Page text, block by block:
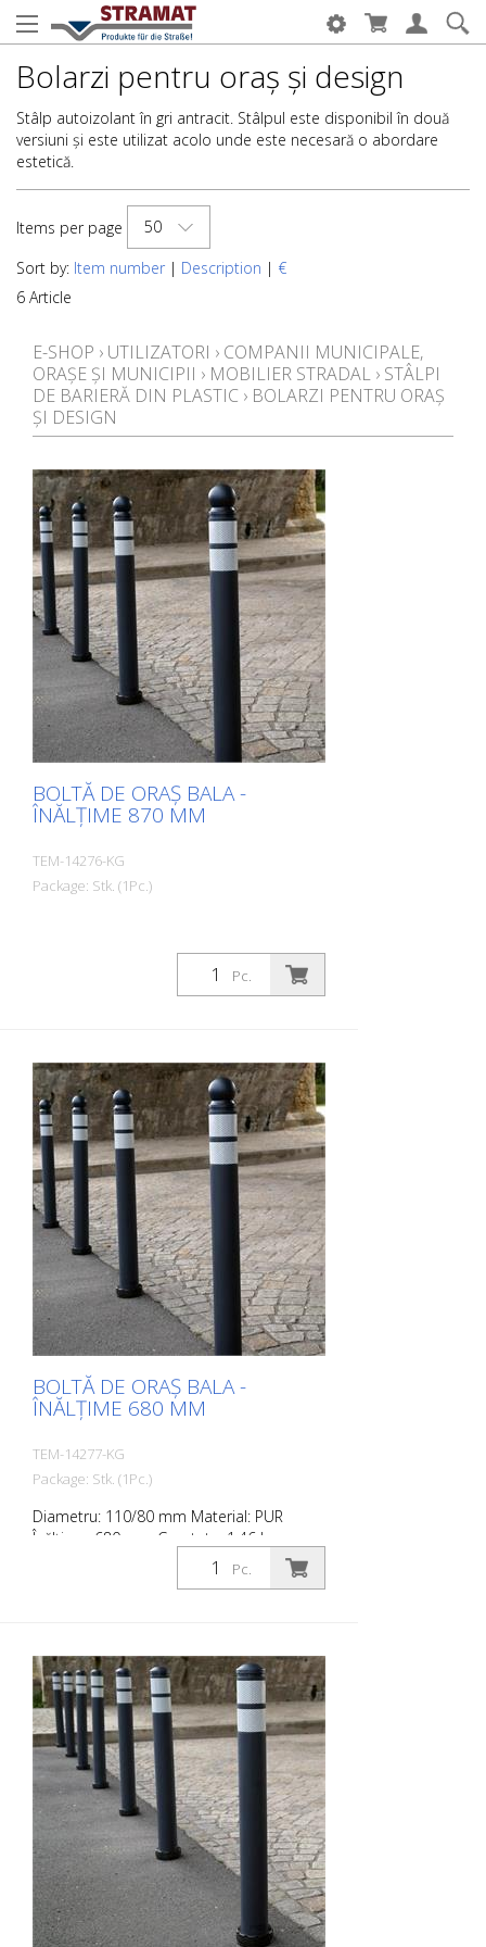
Bolarzi pentru oraș și design
Stâlp autoizolant în gri antracit. Stâlpul este disponibil în două
versiuni și este utilizat acolo unde este necesară o abordare
estetică.
Items per page
50
Sort by: Item number | Description | €
6 Article
E-SHOP › UTILIZATORI › COMPANII MUNICIPALE,
ORAȘE ȘI MUNICIPII › MOBILIER STRADAL › STÂLPI
DE BARIERĂ DIN PLASTIC › BOLARZI PENTRU ORAȘ
ȘI DESIGN
BOLTĂ DE ORAȘ BALA -
ÎNĂLȚIME 870 MM
TEM-14276-KG
Package: Stk. (1Pc.)
Pc.
BOLTĂ DE ORAȘ BALA -
ÎNĂLȚIME 680 MM
TEM-14277-KG
Package: Stk. (1Pc.)
Diametru: 110/80 mm Material: PUR
Înălțime: 680 mm Greutate: 1,46 kg
Culoare: gri antracit 2 benzi
retroreflectorizante RAC 2 (fără material
sunt elastici ca și cauciucul atunci când
sunt loviți sau rostogoliți.
Pc.